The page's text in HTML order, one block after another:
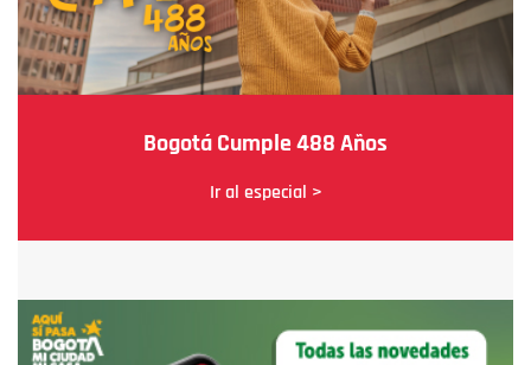
Bogotá Cumple 488 Años
Ir al especial >